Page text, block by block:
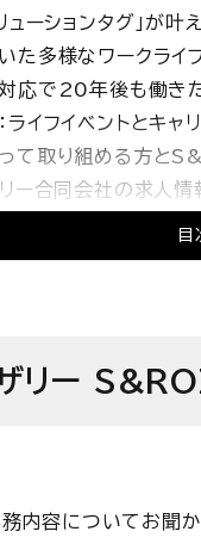
目
ーションタグ」が叶
た多様なワークライ
応で20年後も働き
イフイベントとキャ
て取り組める方と
ー合同会社の求人情
リー
内容についてお聞か